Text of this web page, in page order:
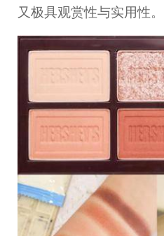
又极具观赏性与实用性。